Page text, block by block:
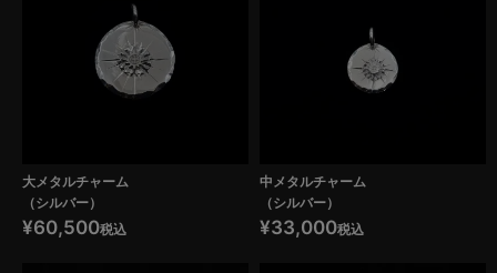
大メタルチャーム
（シルバー）
¥60,500税込
中メタルチャーム
（シルバー）
¥33,000税込